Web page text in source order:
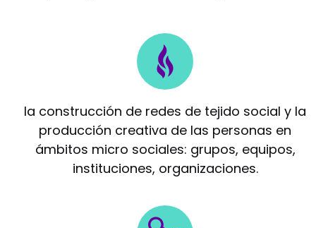
Potenciamos
la construcción de redes de tejido social y la
producción creativa de las personas en
ámbitos micro sociales: grupos, equipos,
instituciones, organizaciones.